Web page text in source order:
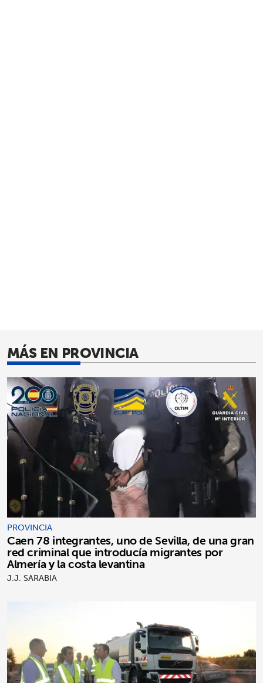
MÁS EN PROVINCIA
PROVINCIA
Caen 78 integrantes, uno de Sevilla, de una gran
red criminal que introducía migrantes por
Almería y la costa levantina
J.J. SARABIA